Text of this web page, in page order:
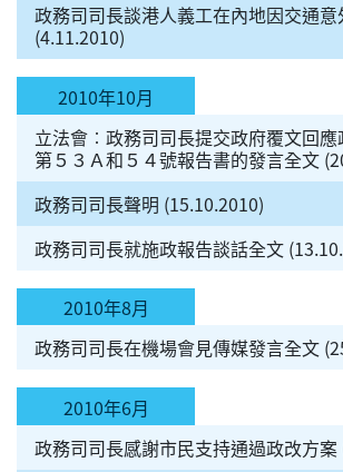
政務司司長談港人義工在內地因交通意
(4.11.2010)
2010年10月
立法會︰政務司司長提交政府覆文回
第５３Ａ和５４號報告書的發言全文
政務司司長聲明 (15.10.2010)
政務司司長就施政報告談話全文
2010年8月
政務司司長在機場會見傳媒發言全文
2010年6月
政務司司長感謝市民支持通過政改方案